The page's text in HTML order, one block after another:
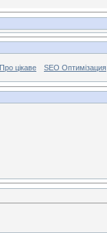
Про цікаве SEO Оптимізация